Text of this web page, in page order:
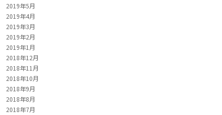
2019年5月
2019年4月
2019年3月
2019年2月
2019年1月
2018年12月
2018年11月
2018年10月
2018年9月
2018年8月
2018年7月